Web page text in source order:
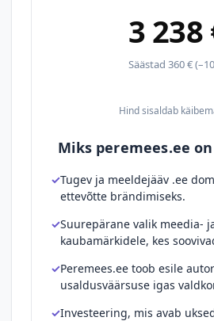
3 238
Säästad 360 €
Hind sisaldab
Miks peremees.ee
Tugev ja meeldejääv .ee
ettevõtte brändimiseks.
Suurepärane valik meedia-
kaubamärkidele, kes
Peremees.ee toob esile
usaldusväärsuse igas
Investeering, mis avab